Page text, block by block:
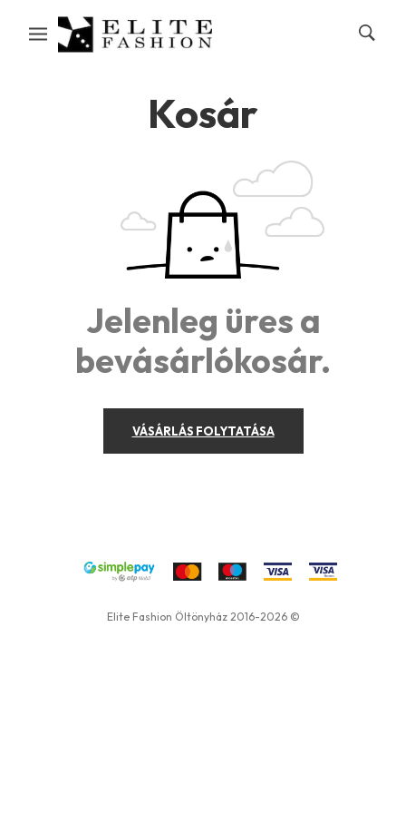
Kosár
Jelenleg üres a
bevásárlókosár.
VÁSÁRLÁS FOLYTATÁSA
Elite Fashion Öltönyház 2016-2026 ©